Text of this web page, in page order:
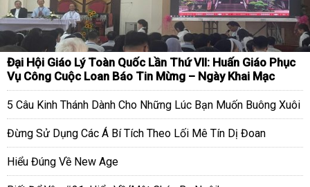
Đại Hội Giáo Lý Toàn Quốc Lần Thứ VII: Huấn Giáo Phục
Vụ Công Cuộc Loan Báo Tin Mừng – Ngày Khai Mạc
5 Câu Kinh Thánh Dành Cho Những Lúc Bạn Muốn Buông Xuôi
Đừng Sử Dụng Các Á Bí Tích Theo Lối Mê Tín Dị Đoan
Hiểu Đúng Về New Age